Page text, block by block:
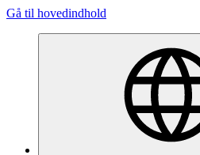
Gå til hovedindhold